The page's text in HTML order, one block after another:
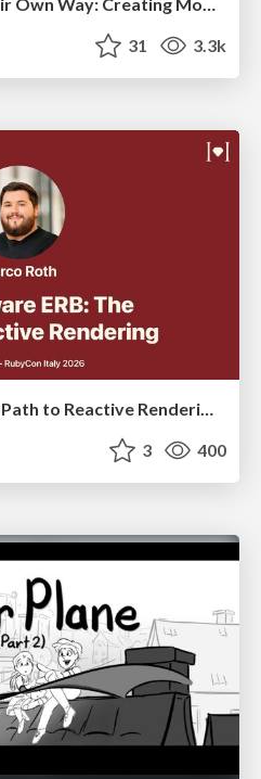
Helping Users Find Their Own Way: Creating Modern Search Experiences
31 3.3k
HTML-Aware ERB: The Path to Reactive Rendering @ RubyCon 2026, Rimini, Italy
3 400